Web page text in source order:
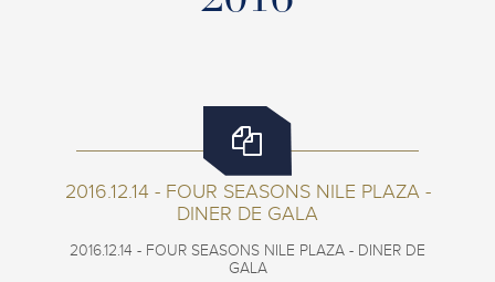
2016.12.14 - FOUR SEASONS NILE PLAZA -
DINER DE GALA
2016.12.14 - FOUR SEASONS NILE PLAZA - DINER DE
GALA